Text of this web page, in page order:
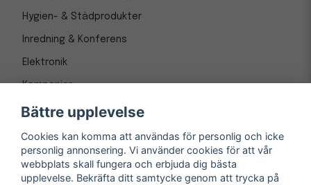
Hygien- & Städprodukter
Inredning & Konferens
Elektronik
Kampanjer
Bättre upplevelse
Cookies kan komma att användas för personlig och icke
personlig annonsering. Vi använder cookies för att vår
webbplats skall fungera och erbjuda dig bästa
upplevelse. Bekräfta ditt samtycke genom att trycka på